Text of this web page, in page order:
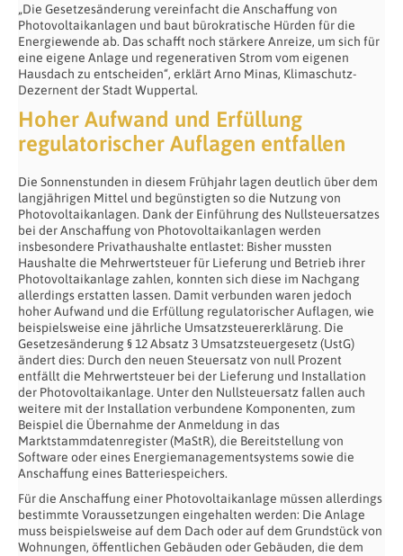
„Die Gesetzesänderung vereinfacht die Anschaffung von
Photovoltaikanlagen und baut bürokratische Hürden für die
Energiewende ab. Das schafft noch stärkere Anreize, um sich für
eine eigene Anlage und regenerativen Strom vom eigenen
Hausdach zu entscheiden“, erklärt Arno Minas, Klimaschutz-
Dezernent der Stadt Wuppertal.
Hoher Aufwand und Erfüllung
regulatorischer Auflagen entfallen
Die Sonnenstunden in diesem Frühjahr lagen deutlich über dem
langjährigen Mittel und begünstigten so die Nutzung von
Photovoltaikanlagen. Dank der Einführung des Nullsteuersatzes
bei der Anschaffung von Photovoltaikanlagen werden
insbesondere Privathaushalte entlastet: Bisher mussten
Haushalte die Mehrwertsteuer für Lieferung und Betrieb ihrer
Photovoltaikanlage zahlen, konnten sich diese im Nachgang
allerdings erstatten lassen. Damit verbunden waren jedoch
hoher Aufwand und die Erfüllung regulatorischer Auflagen, wie
beispielsweise eine jährliche Umsatzsteuererklärung. Die
Gesetzesänderung § 12 Absatz 3 Umsatzsteuergesetz (UstG)
ändert dies: Durch den neuen Steuersatz von null Prozent
entfällt die Mehrwertsteuer bei der Lieferung und Installation
der Photovoltaikanlage. Unter den Nullsteuersatz fallen auch
weitere mit der Installation verbundene Komponenten, zum
Beispiel die Übernahme der Anmeldung in das
Marktstammdatenregister (MaStR), die Bereitstellung von
Software oder eines Energiemanagementsystems sowie die
Anschaffung eines Batteriespeichers.
Für die Anschaffung einer Photovoltaikanlage müssen allerdings
bestimmte Voraussetzungen eingehalten werden: Die Anlage
muss beispielsweise auf dem Dach oder auf dem Grundstück von
Wohnungen, öffentlichen Gebäuden oder Gebäuden, die dem